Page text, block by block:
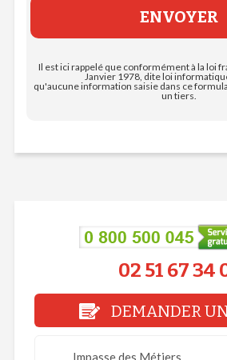
02 51 67 34
DEMANDER
Il est ici rappelé que conformément à la loi
Janvier 1978, dite loi
qu'aucune information saisie dans ce
un tiers.